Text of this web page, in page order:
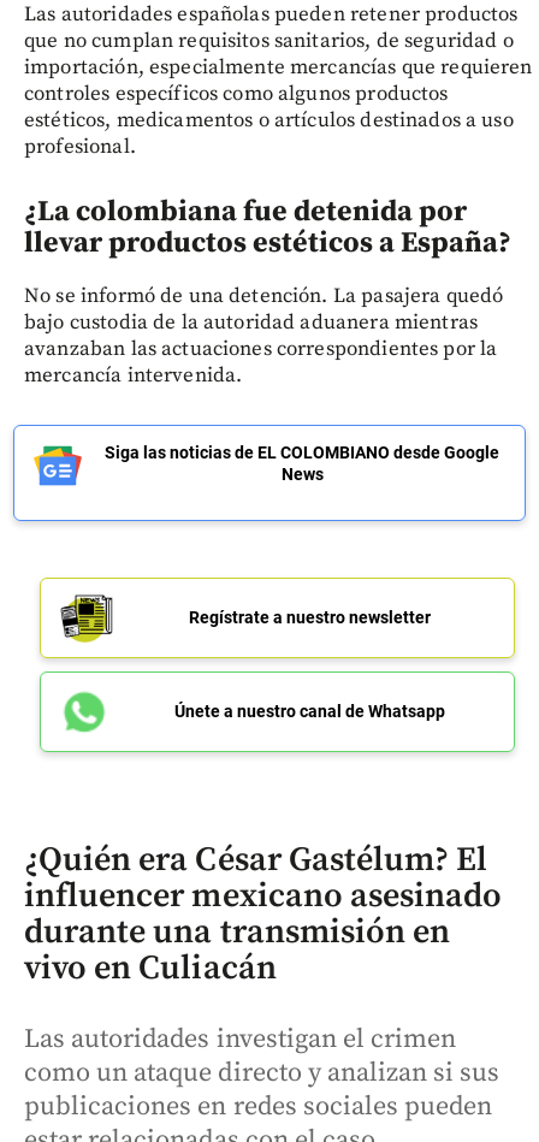
Las autoridades españolas pueden retener productos
que no cumplan requisitos sanitarios, de seguridad o
importación, especialmente mercancías que requieren
controles específicos como algunos productos
estéticos, medicamentos o artículos destinados a uso
profesional.
¿La colombiana fue detenida por
llevar productos estéticos a España?
No se informó de una detención. La pasajera quedó
bajo custodia de la autoridad aduanera mientras
avanzaban las actuaciones correspondientes por la
mercancía intervenida.
Siga las noticias de EL COLOMBIANO desde Google
News
Regístrate a nuestro newsletter
Únete a nuestro canal de Whatsapp
¿Quién era César Gastélum? El
influencer mexicano asesinado
durante una transmisión en
vivo en Culiacán
Las autoridades investigan el crimen
como un ataque directo y analizan si sus
publicaciones en redes sociales pueden